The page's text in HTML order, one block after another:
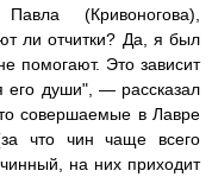
(Кривоногова),
ли отчитки? Да, я был
помогают. Это зависит
его души", — рассказал
совершаемые в Лавре
что чин чаще всего
на них приходит